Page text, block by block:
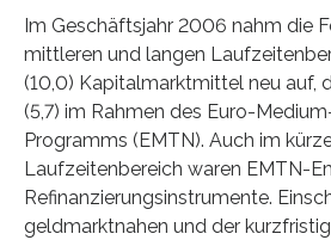
Im Geschäftsjahr 2006 nahm die
mittleren und langen
(10,0) Kapitalmarktmittel neu auf,
(5,7) im Rahmen des Euro-
Programms (EMTN). Auch im
Laufzeitenbereich waren EMTN-
Refinanzierungsinstrumente.
geldmarktnahen und der